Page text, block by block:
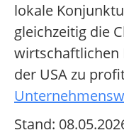
lokale
gleichzeitig die
wirtschaftlichen
der USA zu
Stand: